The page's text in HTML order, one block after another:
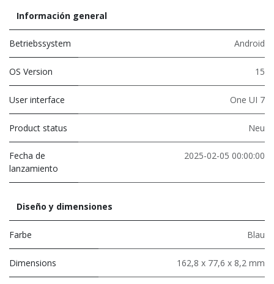
Información general
Betriebssystem Android
OS Version 15
User interface One UI 7
Product status Neu
Fecha de
lanzamiento
2025-02-05 00:00:00
Diseño y dimensiones
Farbe Blau
Dimensions 162,8 x 77,6 x 8,2 mm